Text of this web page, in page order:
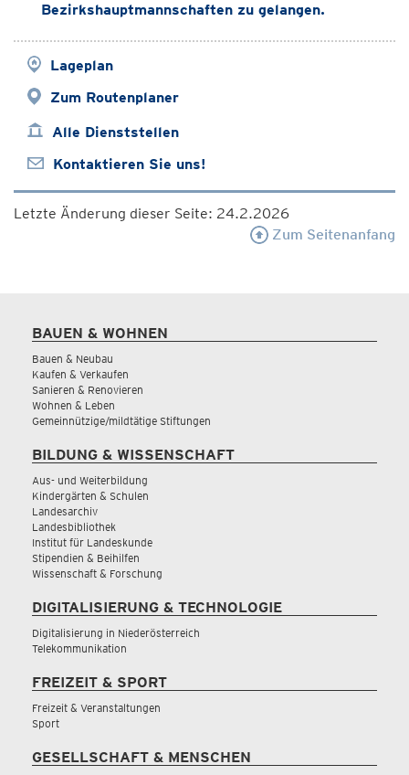
Bezirkshauptmannschaften zu gelangen.
Lageplan
Zum Routenplaner
Alle Dienststellen
Kontaktieren Sie uns!
Letzte Änderung dieser Seite: 24.2.2026
Zum Seitenanfang
BAUEN & WOHNEN
Bauen & Neubau
Kaufen & Verkaufen
Sanieren & Renovieren
Wohnen & Leben
Gemeinnützige/mildtätige Stiftungen
BILDUNG & WISSENSCHAFT
Aus- und Weiterbildung
Kindergärten & Schulen
Landesarchiv
Landesbibliothek
Institut für Landeskunde
Stipendien & Beihilfen
Wissenschaft & Forschung
DIGITALISIERUNG & TECHNOLOGIE
Digitalisierung in Niederösterreich
Telekommunikation
FREIZEIT & SPORT
Freizeit & Veranstaltungen
Sport
GESELLSCHAFT & MENSCHEN